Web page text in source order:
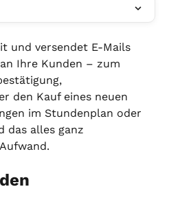
und versendet E-Mails
Ihre Kunden – zum
den Kauf eines neuen
im Stundenplan oder
das alles ganz